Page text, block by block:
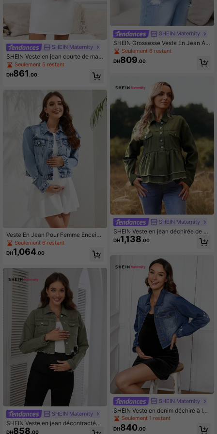
SHEIN Maternity
SHEIN Veste en jean courte de mat
ernité avec poche boutonnée à l'av
ant et manches longues, tenue déc
ontractée quotidienne
Seulement 5 restant
DH861.00
Veste En Jean Pour Femme Enceint
e À Manches Bouffantes
Seulement 6 restant
DH1,064.00
SHEIN Maternity
SHEIN Veste en jean décontractée
pour grossesse, avec boutons deva
DH858.00
SHEIN Maternity
SHEIN Grossesse Veste En Jean À
Rabat À Ourlet Effiloché
Seulement 6 restant
DH809.00
SHEIN Maternity
SHEIN Veste en jean déchirée de co
uleur unie pour femme enceinte, pri
ntemps/automne
DH1,138.00
SHEIN Maternity
SHEIN Veste en denim déchiré à la
mode pour maternité
Seulement 1 restant
DH840.00